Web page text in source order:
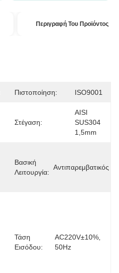
Περιγραφή Του Προϊόντος
Πιστοποίηση: ISO9001
Στέγαση:
AISI
SUS304
1,5mm
Βασική
Λειτουργία:
Αντιπαρεμβατικός
Τάση
Εισόδου:
AC220V±10%,
50Hz